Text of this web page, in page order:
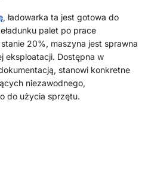
, ładowarka ta jest gotowa do
palet po prace
20%, maszyna jest sprawna
eksploatacji. Dostępna w
stanowi konkretne
niezawodnego,
do użycia sprzętu.